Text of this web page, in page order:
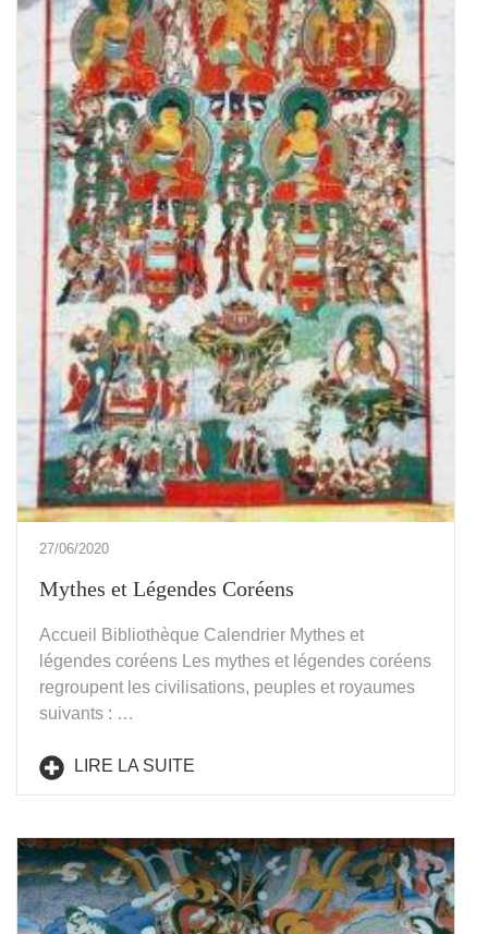
27/06/2020
Mythes et Légendes Coréens
Accueil Bibliothèque Calendrier Mythes et
légendes coréens Les mythes et légendes coréens
regroupent les civilisations, peuples et royaumes
suivants : …
LIRE LA SUITE